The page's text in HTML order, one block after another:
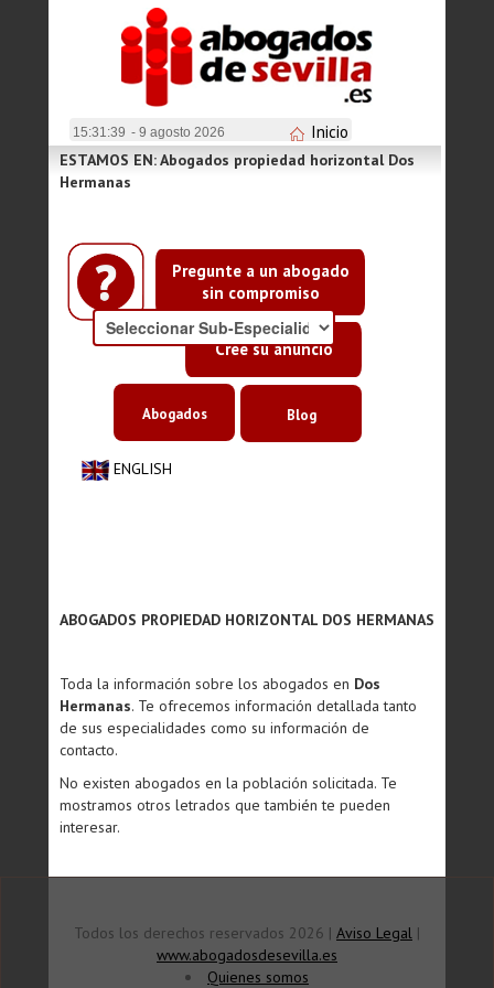
15:31:39 - 9 agosto 2026 Inicio
Pregunte a un abogado
sin compromiso
Cree su anuncio
ESTAMOS EN: Abogados propiedad horizontal Dos
Hermanas
ENGLISH
Abogados Blog
ABOGADOS PROPIEDAD HORIZONTAL DOS HERMANAS
Toda la información sobre los abogados en Dos
Hermanas. Te ofrecemos información detallada tanto
de sus especialidades como su información de
contacto.
No existen abogados en la población solicitada. Te
mostramos otros letrados que también te pueden
interesar.
Todos los derechos reservados 2026 | Aviso Legal |
www.abogadosdesevilla.es
Quienes somos